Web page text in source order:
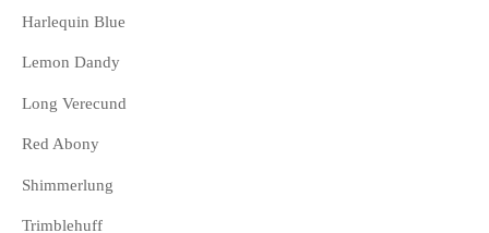
Harlequin Blue
Lemon Dandy
Long Verecund
Red Abony
Shimmerlung
Trimblehuff